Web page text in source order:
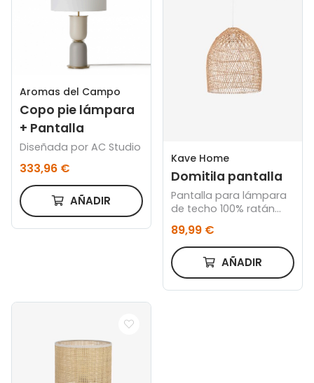
Aromas del Campo
Copo pie lámpara
+ Pantalla
Diseñada por AC Studio
333,96 €
AÑADIR
Kave Home
Domitila pantalla
Pantalla para lámpara
de techo 100% ratán
44 cm
89,99 €
AÑADIR